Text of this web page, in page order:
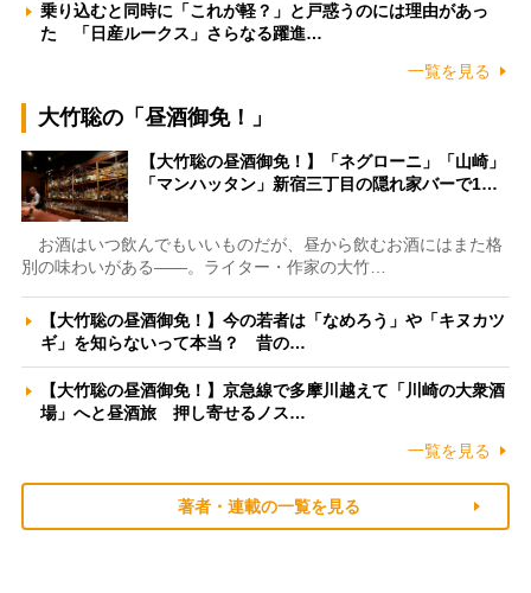
乗り込むと同時に「これが軽？」と戸惑うのには理由があっ
た 「日産ルークス」さらなる躍進…
一覧を見る
大竹聡の「昼酒御免！」
【大竹聡の昼酒御免！】「ネグローニ」「山崎」
「マンハッタン」新宿三丁目の隠れ家バーで1…
お酒はいつ飲んでもいいものだが、昼から飲むお酒にはまた格
別の味わいがある――。ライター・作家の大竹…
【大竹聡の昼酒御免！】今の若者は「なめろう」や「キヌカツ
ギ」を知らないって本当？ 昔の…
【大竹聡の昼酒御免！】京急線で多摩川越えて「川崎の大衆酒
場」へと昼酒旅 押し寄せるノス…
一覧を見る
著者・連載の一覧を見る